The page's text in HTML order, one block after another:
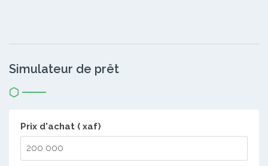
Simulateur de prêt
Prix d'achat ( xaf)